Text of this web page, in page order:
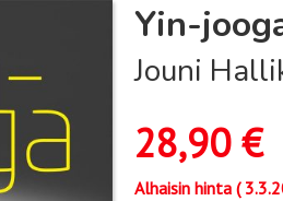
Yin-
Jouni
28,90€
Alhaisin hinta (